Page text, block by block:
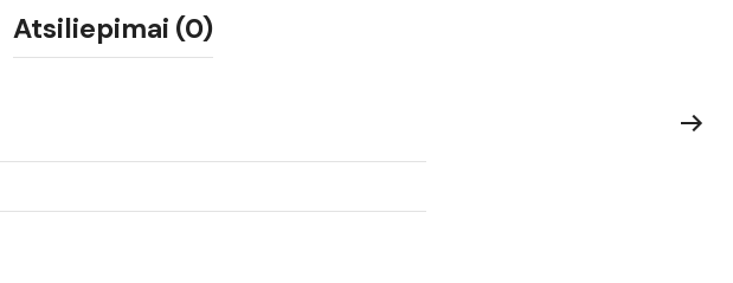
Atsiliepimai (0)